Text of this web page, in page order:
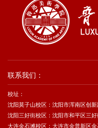
联系我们：
校址：
沈阳莫子山校区：沈阳市浑南区创
沈阳三好街校区：沈阳市和平区三
大连金石滩校区：大连市金普新区